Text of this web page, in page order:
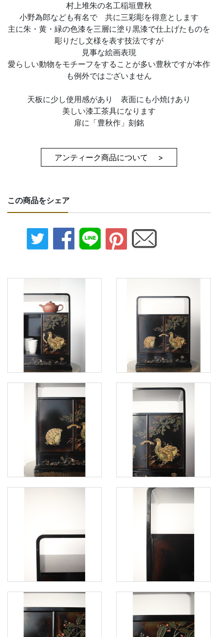
村上堆朱の名工稲垣豊秋
小野為郎なども有名で 共に三彩彫を得意とします
主に朱・黄・緑の色漆を三層に塗り黒漆で仕上げたものを
彫りだし文様を表す技法ですが
見事な絵画表現
愛らしい動物をモチーフをすることが多い豊秋ですが本作
も例外ではございません
天板に少し使用感があり 表面にも小焼けあり
美しい漆工茶具になります
扉に「豊秋作」刻銘
アンティーク商品について >
この商品をシェア